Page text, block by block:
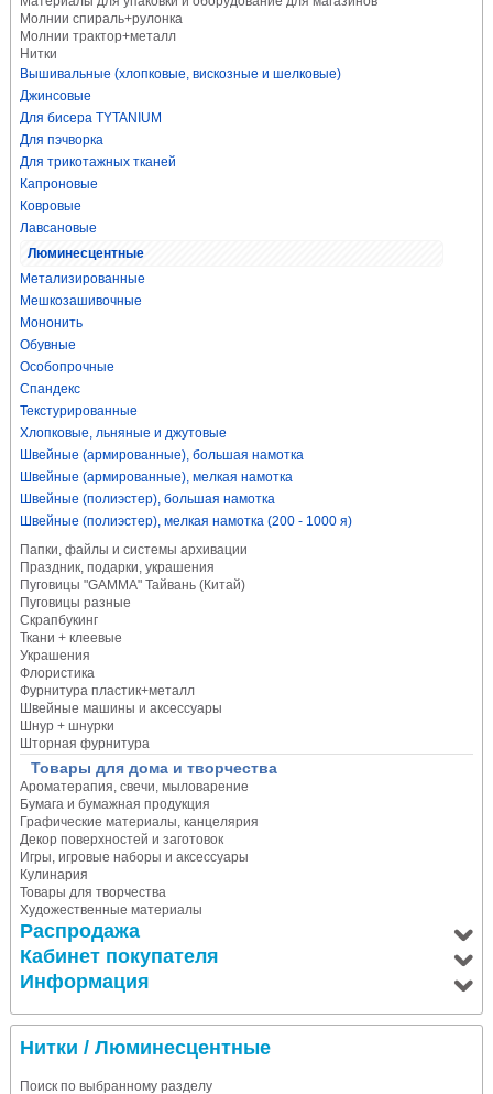
Молнии спираль+рулонка
Молнии трактор+металл
Нитки
Вышивальные (хлопковые, вискозные и шелковые)
Джинсовые
Для бисера TYTANIUM
Для пэчворка
Для трикотажных тканей
Капроновые
Ковровые
Лавсановые
Люминесцентные
Метализированные
Мешкозашивочные
Мононить
Обувные
Особопрочные
Спандекс
Текстурированные
Хлопковые, льняные и джутовые
Швейные (армированные), большая намотка
Швейные (армированные), мелкая намотка
Швейные (полиэстер), большая намотка
Швейные (полиэстер), мелкая намотка (200 - 1000 я)
Папки, файлы и системы архивации
Праздник, подарки, украшения
Пуговицы "GAMMA" Тайвань (Китай)
Пуговицы разные
Скрапбукинг
Ткани + клеевые
Украшения
Флористика
Фурнитура пластик+металл
Швейные машины и аксессуары
Шнур + шнурки
Шторная фурнитура
Товары для дома и творчества
Ароматерапия, свечи, мыловарение
Бумага и бумажная продукция
Графические материалы, канцелярия
Декор поверхностей и заготовок
Игры, игровые наборы и аксессуары
Кулинария
Товары для творчества
Художественные материалы
Распродажа
Кабинет покупателя
Информация
Нитки / Люминесцентные
Поиск по выбранному разделу